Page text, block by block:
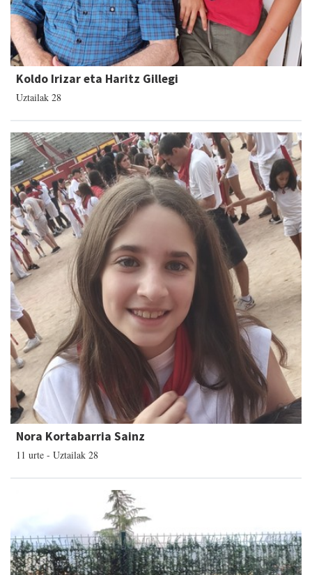
Koldo Irizar eta Haritz Gillegi
Uztailak 28
Nora Kortabarria Sainz
11 urte - Uztailak 28